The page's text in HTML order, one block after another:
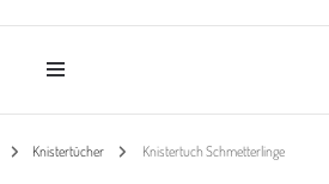
Knistertücher Knistertuch Schmetterlinge